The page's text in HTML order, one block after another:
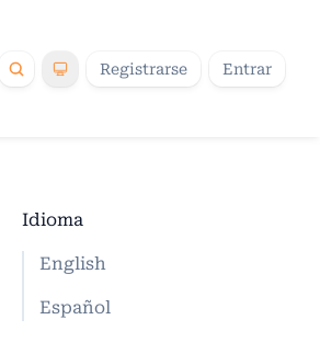
Registrarse Entrar
Idioma
English
Español